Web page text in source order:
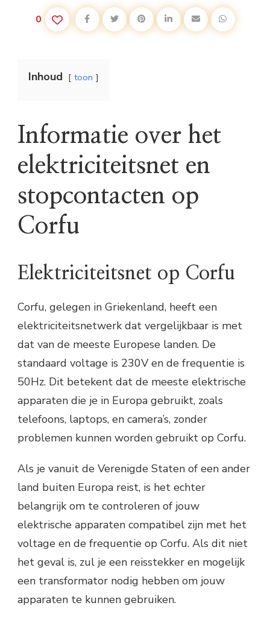
0
Inhoud toon
Informatie over het
elektriciteitsnet en
stopcontacten op
Corfu
Elektriciteitsnet op Corfu
Corfu, gelegen in Griekenland, heeft een
elektriciteitsnetwerk dat vergelijkbaar is met
dat van de meeste Europese landen. De
standaard voltage is 230V en de frequentie is
50Hz. Dit betekent dat de meeste elektrische
apparaten die je in Europa gebruikt, zoals
telefoons, laptops, en camera’s, zonder
problemen kunnen worden gebruikt op Corfu.
Als je vanuit de Verenigde Staten of een ander
land buiten Europa reist, is het echter
belangrijk om te controleren of jouw
elektrische apparaten compatibel zijn met het
voltage en de frequentie op Corfu. Als dit niet
het geval is, zul je een reisstekker en mogelijk
een transformator nodig hebben om jouw
apparaten te kunnen gebruiken.